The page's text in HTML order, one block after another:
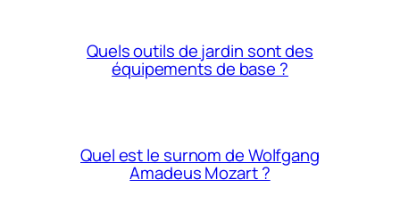
Quels outils de jardin sont des
équipements de base ?
Quel est le surnom de Wolfgang
Amadeus Mozart ?